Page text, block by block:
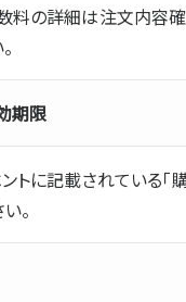
料の詳細は注文内容
期限
トに記載されている「
。